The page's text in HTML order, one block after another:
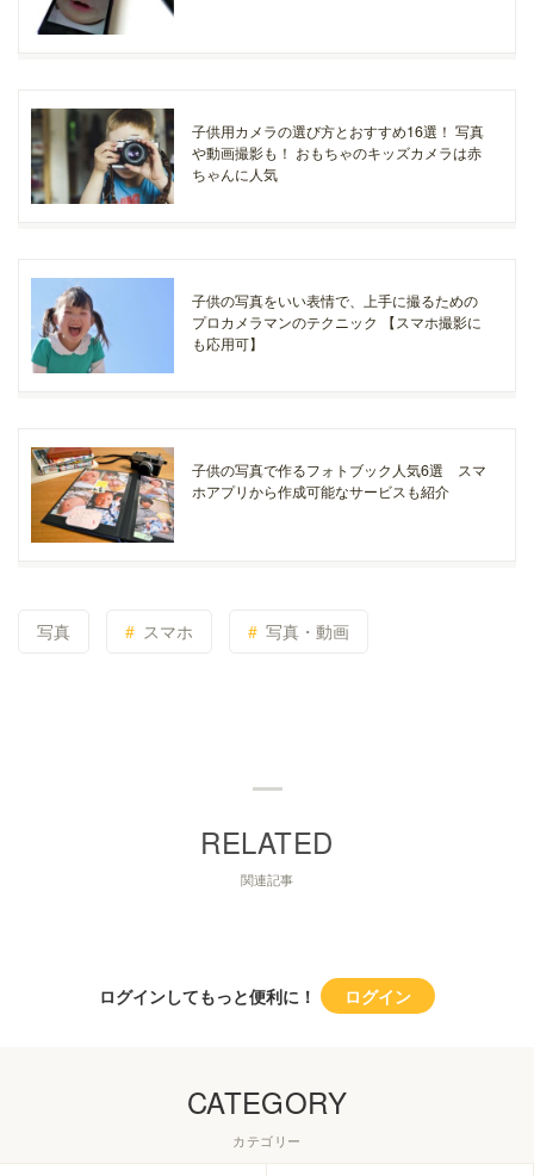
子供用カメラの選び方とおすすめ16選！ 写真
や動画撮影も！ おもちゃのキッズカメラは赤
ちゃんに人気
子供の写真をいい表情で、上手に撮るための
プロカメラマンのテクニック 【スマホ撮影に
も応用可】
子供の写真で作るフォトブック人気6選 スマ
ホアプリから作成可能なサービスも紹介
写真 スマホ 写真・動画
関連記事
ログインしてもっと便利に！ ログイン
CATEGORY
カテゴリー